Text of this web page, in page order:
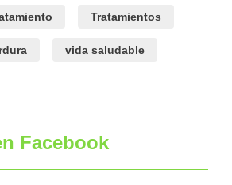
Tratamientos
vida saludable
Facebook